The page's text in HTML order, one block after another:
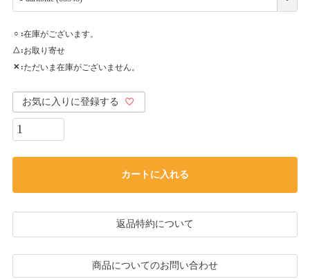
○ 在庫がございます。
△ お取り寄せ
✕ ただいま在庫がございません。
お気に入りに登録する
カートに入れる
返品特約について
商品についてのお問い合わせ